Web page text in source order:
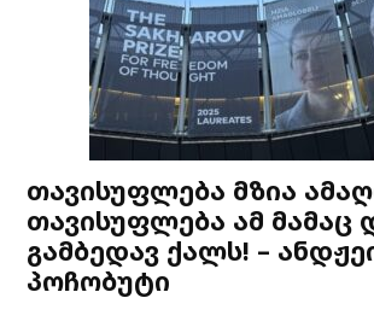
თავისუფლება მზია
თავისუფლება ამ მამაც
გამბედავ ქალს! –
პოჩობუტი